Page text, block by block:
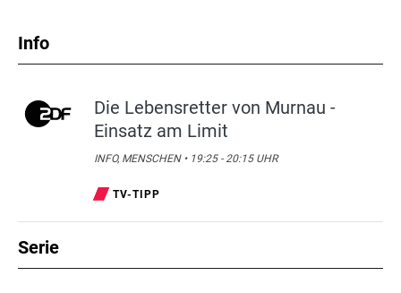
Info
Die Lebensretter von Murnau -
Einsatz am Limit
INFO, MENSCHEN • 19:25 - 20:15 UHR
TV-TIPP
Serie